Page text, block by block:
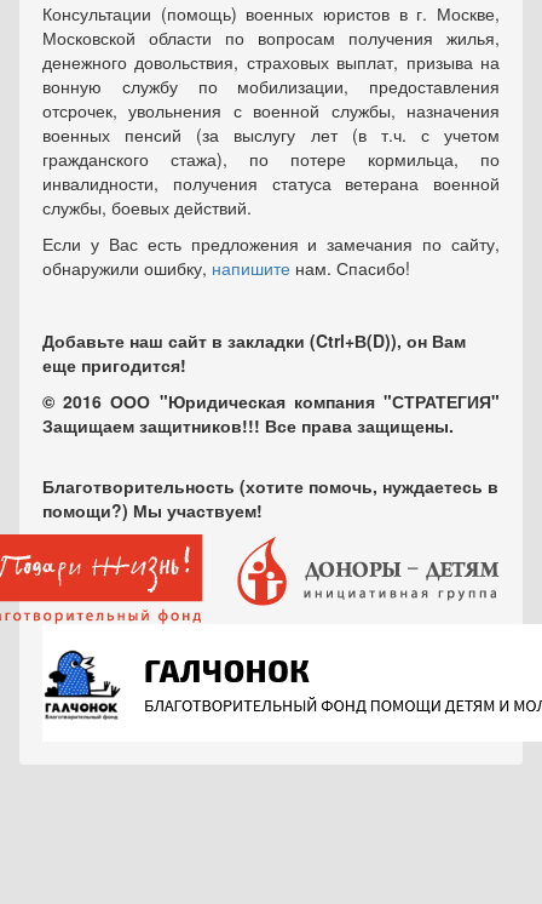
Консультации (помощь) военных юристов в г. Москве,
Московской области по вопросам получения жилья,
денежного довольствия, страховых выплат, призыва на
вонную службу по мобилизации, предоставления
отсрочек, увольнения с военной службы, назначения
военных пенсий (за выслугу лет (в т.ч. с учетом
гражданского стажа), по потере кормильца, по
инвалидности, получения статуса ветерана военной
службы, боевых действий.
Если у Вас есть предложения и замечания по сайту,
обнаружили ошибку, напишите нам. Спасибо!
Добавьте наш сайт в закладки (Ctrl+В(D)), он Вам
еще пригодится!
© 2016 ООО "Юридическая компания "СТРАТЕГИЯ"
Защищаем защитников!!! Все права защищены.
Благотворительность (хотите помочь, нуждаетесь в
помощи?) Мы участвуем!